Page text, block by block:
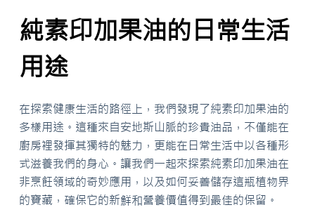
純素印加果油的日常生活
用途
在探索健康生活的路徑上，我們發現了純素印加果油的
多樣用途。這種來自安地斯山脈的珍貴油品，不僅能在
廚房裡發揮其獨特的魅力，更能在日常生活中以各種形
式滋養我們的身心。讓我們一起來探索純素印加果油在
非烹飪領域的奇妙應用，以及如何妥善儲存這瓶植物界
的寶藏，確保它的新鮮和營養價值得到最佳的保留。